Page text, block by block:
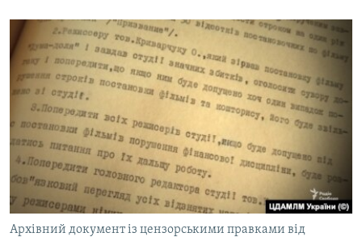
Архівний документ із цензорськими правками від